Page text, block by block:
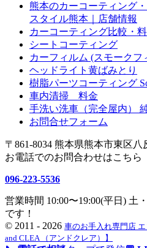
熊本のカーコーティング
スタイル熊本｜店舗情報
カーコーティング比較・
シートコーティング
カーフィルム (スモーク
ヘッドライト黄ばみとり
樹脂パーツコーティング
車内清掃 料金
手洗い洗車（完全屋内）
お問合せフォーム
〒861-8034 熊本県熊本市東区八
お電話でのお問合わせはこちら
096-223-5536
営業時間 10:00〜19:00(平日) 土
です！
© 2011 - 2026 車のお手入れ専門店
and CLEA （アンドクレア）】